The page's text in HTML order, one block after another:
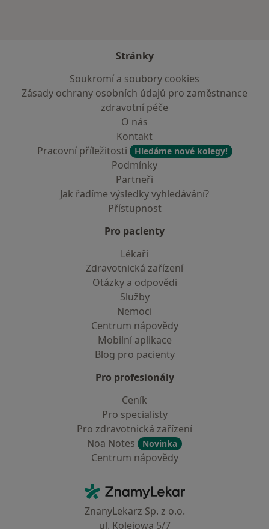
Stránky
Soukromí a soubory cookies
Zásady ochrany osobních údajů pro zaměstnance
zdravotní péče
O nás
Kontakt
Pracovní příležitosti
Hledáme nové kolegy!
Podmínky
Partneři
Jak řadíme výsledky vyhledávání?
Přístupnost
Pro pacienty
Lékaři
Zdravotnická zařízení
Otázky a odpovědi
Služby
Nemoci
Centrum nápovědy
Mobilní aplikace
Blog pro pacienty
Pro profesionály
Ceník
Pro specialisty
Pro zdravotnická zařízení
Noa Notes
Novinka
Centrum nápovědy
ZnamyLekar - Hlavní stránka
ZnanyLekarz Sp. z o.o.
ul. Kolejowa 5/7